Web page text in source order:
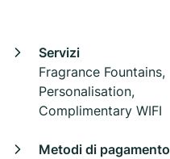
Servizi
Fragrance Fountains,
Personalisation,
Complimentary WIFI
Metodi di pagamento